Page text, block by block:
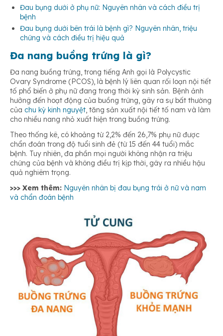
Bị béo phì
Có hiện tượng rậm lông, lông tóc phát triển nhiều
Kỹ thuật thụ tinh ống nghiệm IVF
Đau bụng dưới ở phụ nữ: Nguyên nhân và cách điều trị
bệnh
Đau bụng dưới bên trái là bệnh gì? Nguyên nhân, triệu
chứng và cách điều trị hiệu quả
Đa nang buồng trứng là gì?
Đa nang buồng trứng, trong tiếng Anh gọi là Polycystic
Ovary Syndrome (PCOS), là bệnh lý liên quan rối loạn nội tiết
tố phổ biến ở phụ nữ đang trong thời kỳ sinh sản. Bệnh ảnh
hưởng đến hoạt động của buồng trứng, gây ra sự bất thường
của chu kỳ kinh nguyệt, tăng sản xuất nội tiết tố nam và làm
cho nhiều nang nhỏ xuất hiện trong buồng trứng.
Theo thống kê, có khoảng từ 2,2% đến 26,7% phụ nữ được
chẩn đoán trong độ tuổi sinh đẻ (từ 15 đến 44 tuổi) mắc
bệnh. Tuy nhiên, đa phần mọi người không nhận ra triệu
chứng của bệnh và không điều trị kịp thời, gây ra nhiều hậu
quả nghiêm trọng.
>>> Xem thêm: Nguyên nhân bị đau bụng trái ở nữ và nam
và chẩn đoán bệnh